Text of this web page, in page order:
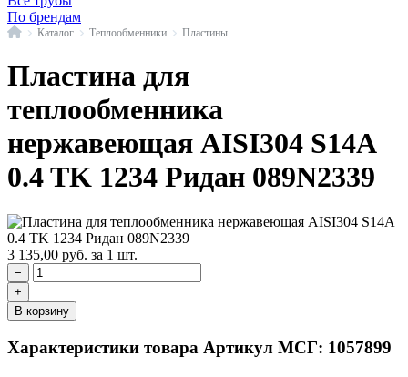
По брендам
ГлавнаяКаталог Теплообменники Пластины
Пластина для
теплообменника
нержавеющая AISI304 S14A
0.4 TK 1234 Ридан 089N2339
3 135,00 руб. за 1 шт.
−
+
В корзину
Характеристики товара Артикул МСГ: 1057899